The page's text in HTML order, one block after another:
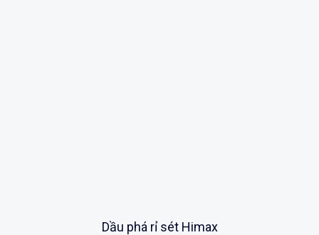
Dầu phá rỉ sét Himax